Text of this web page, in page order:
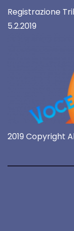
Registrazione
5.2.2019
2019 Copyright